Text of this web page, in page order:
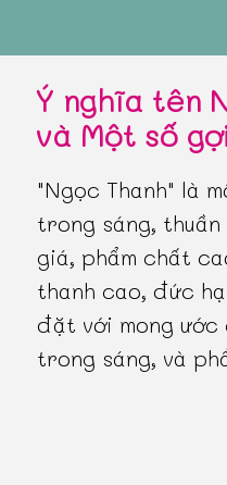
Ý nghĩa tên
và Một số
"Ngọc Thanh" là
trong sáng,
giá, phẩm chất
thanh cao, đức
đặt với mong ước
trong sáng, và